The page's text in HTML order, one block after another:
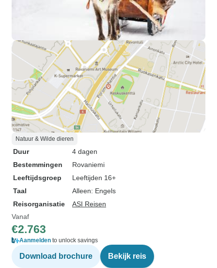
Natuur & Wilde dieren
Duur
4 dagen
Bestemmingen
Rovaniemi
Leeftijdsgroep
Leeftijden 16+
Taal
Alleen: Engels
Reisorganisatie
ASI Reisen
Vanaf
€2.763
Aanmelden to unlock savings
Download brochure Bekijk reis